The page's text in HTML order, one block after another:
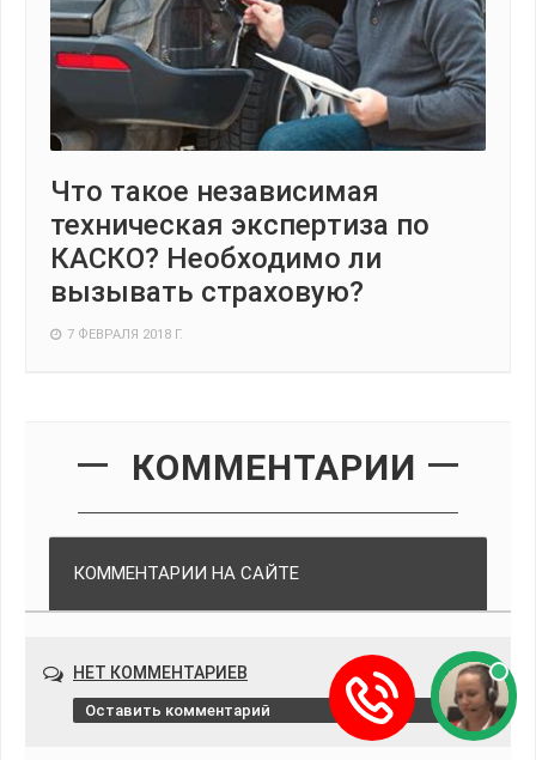
Что такое независимая
техническая экспертиза по
КАСКО? Необходимо ли
вызывать страховую?
7 ФЕВРАЛЯ 2018 Г.
КОММЕНТАРИИ
КОММЕНТАРИИ НА САЙТЕ
НЕТ КОММЕНТАРИЕВ
Оставить комментарий